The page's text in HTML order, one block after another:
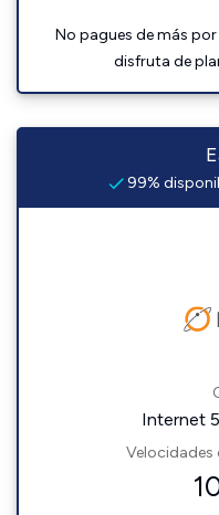
No pagues de más
disfruta de
99%
Internet
Velocidades